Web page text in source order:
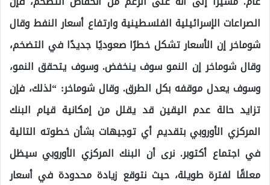
الصراعات الإسرائيلية الفلسطينية وارتفاع أسعار النفط وقال
شوماخر إن الأسعار تشكل خطرًا صعوديًا جديدًا في التضخم،
وقال شوماخر إن النمو سوف ينخفض. وسوف يتحقق النمو،
وسوف يعدل موقفه بكل الطرق. وقال شوماخر: “لذلك، فإن
تزايد حالة عدم اليقين قد يقلل من إمكانية قيام البنك
المركزي الأوروبي بتقديم أي توجيهات بشأن خطوته التالية
في اجتماع أكتوبر. نرى أن البنك المركزي الأوروبي سيظل
معلقًا لفترة طويلة، حيث نتوقع زيادة محدودة في أسعار